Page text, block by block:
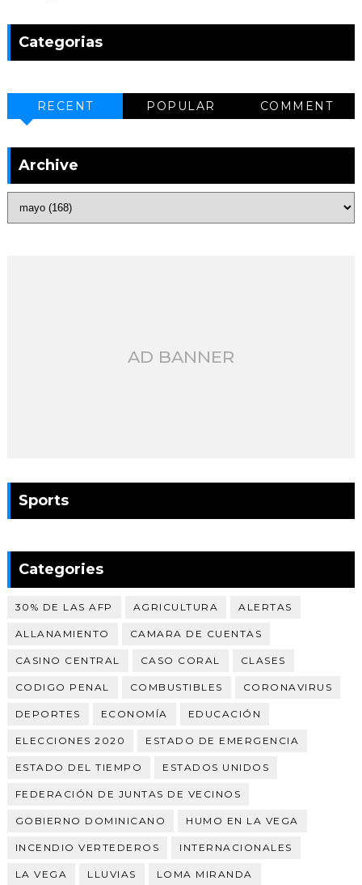
Categorias
RECENT POPULAR COMMENT
Archive
AD BANNER
Sports
Categories
30% DE LAS AFP AGRICULTURA ALERTAS
ALLANAMIENTO CAMARA DE CUENTAS
CASINO CENTRAL CASO CORAL CLASES
CODIGO PENAL COMBUSTIBLES CORONAVIRUS
DEPORTES ECONOMÍA EDUCACIÓN
ELECCIONES 2020 ESTADO DE EMERGENCIA
ESTADO DEL TIEMPO ESTADOS UNIDOS
FEDERACIÓN DE JUNTAS DE VECINOS
GOBIERNO DOMINICANO HUMO EN LA VEGA
INCENDIO VERTEDEROS INTERNACIONALES
LA VEGA LLUVIAS LOMA MIRANDA